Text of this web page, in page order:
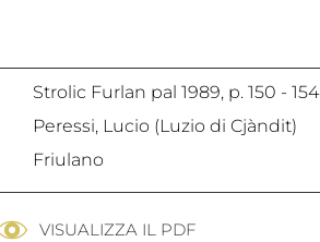
Strolic Furlan pal 1989, p. 150 - 154
Peressi, Lucio (Luzio di Cjàndit)
Friulano
VISUALIZZA IL PDF